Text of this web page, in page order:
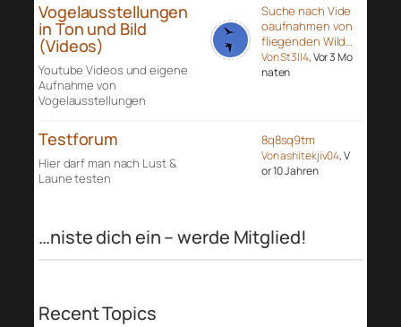
Vogelausstellungen
in Ton und Bild
(Videos)
Youtube Videos und eigene
Aufnahme von
Vogelausstellungen
Suche nach Vide
oaufnahmen von
fliegenden Wild…
Von St3ll4, Vor 3 Mo
naten
Testforum
Hier darf man nach Lust &
Laune testen
8q8sq9tm
Von ashitekjiv04, V
or 10 Jahren
…niste dich ein – werde Mitglied!
Recent Topics